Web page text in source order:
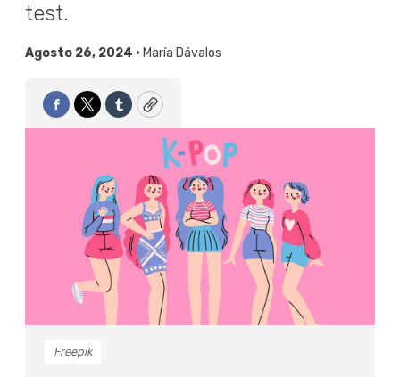
test.
Agosto 26, 2024 • María Dávalos
Facebook
TwitterTumblrCopy
Freepik